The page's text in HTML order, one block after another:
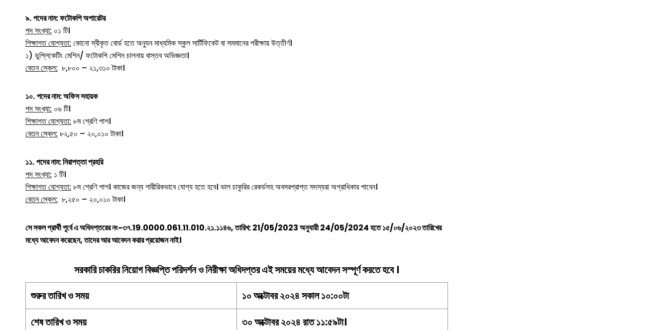
৯.পদের নাম: ফটোকপি অপারেটর
পদ সংখ্যা: ০১ টি।
শিক্ষাগত যোগ্যতা: কোনো স্বীকৃত বোর্ড হতে অন্যুন মাধ্যমিক স্কুল সার্টিফিকেট বা সমমানের পরীক্ষায় উত্তীর্ণ।
১) ডুপ্লিকেটিং মেশিন/ ফটোকপি মেশিন চালনায় বাস্তব অভিজ্ঞতা।
বেতন স্কেল: ৮,৮০০ – ২১,৩১০ টাকা।
১০.পদের নাম: অফিস সহায়ক
পদ সংখ্যা: ০৬ টি।
শিক্ষাগত যোগ্যতা: ৮ম শ্রেণি পাশ।
বেতন স্কেল: ৮২,৫০ – ২০,০১০ টাকা।
১১.পদের নাম: নিরাপত্তা প্রহরি
পদ সংখ্যা: ১ টি।
শিক্ষাগত যোগ্যতা: ৮ম শ্রেণি পাশ। কাজের জন্য শারীরিকভাবে যোগ্য হতে হবে। ভাল চাকুরির রেকর্ডসহ অবসরপ্রাপ্ত সদস্যরা অগ্রাধিকার পাবেন।
বেতন স্কেল: ৮,২৫০ – ২০,০১০ টাকা।
সে সকল প্রার্থী পূর্বে এ অধিদপ্তরের নং-৩৭.19.0000.061.11.010.২১.১১৪৬, তারিখ: 21/05/2023 অনুযায়ী 24/05/2024 হতে ১৫/০৬/২০২৩ তারিখের
মধ্যে আবেদন করেছেন, তাদের আর আবেদন করার প্রয়োজন নাই।
সরকারি চাকরির নিয়োগ বিজ্ঞপ্তি পরিদর্শন ও নিরীক্ষা অধিদপ্তর এই সময়ের মধ্যে আবেদন সস্পূর্ণ করতে হবে ।
শুরুর তারিখ ও সময়
১০ অক্টোবর ২০২৪ সকাল ১০:০০টা
শেষ তারিখ ও সময়
৩০ অক্টোবর ২০২৪ রাত ১১:৫৯টা।